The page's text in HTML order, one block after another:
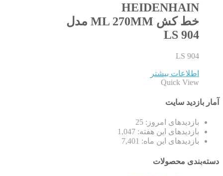
HEIDENHAIN
خط کش ML 270MM مدل
LS 904
LS 904
اطلاعات بیشتر
Quick View
آمار بازدید سایت
بازدیدهای امروز: 25
بازدیدهای این هفته: 1,047
بازدیدهای این ماه: 7,401
دسته‌بندی محصولات